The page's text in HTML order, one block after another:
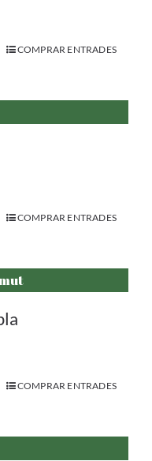
COMPRAR ENTRADES
COMPRAR ENTRADES
COMPRAR ENTRADES